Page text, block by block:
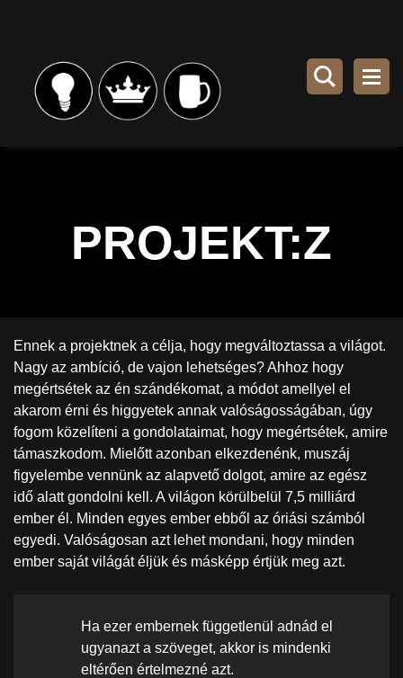
PROJEKT:Z
Ennek a projektnek a célja, hogy megváltoztassa a világot.
Nagy az ambíció, de vajon lehetséges? Ahhoz hogy
megértsétek az én szándékomat, a módot amellyel el
akarom érni és higgyetek annak valóságosságában, úgy
fogom közelíteni a gondolataimat, hogy megértsétek, amire
támaszkodom. Mielőtt azonban elkezdenénk, muszáj
figyelembe vennünk az alapvető dolgot, amire az egész
idő alatt gondolni kell. A világon körülbelül 7,5 milliárd
ember él. Minden egyes ember ebből az óriási számból
egyedi. Valóságosan azt lehet mondani, hogy minden
ember saját világát éljük és másképp értjük meg azt.
Ha ezer embernek függetlenül adnád el
ugyanazt a szöveget, akkor is mindenki
eltérően értelmezné azt.